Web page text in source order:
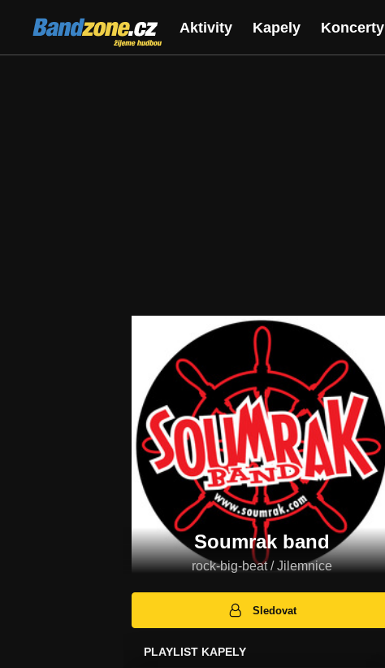
Bandzone.cz
žijeme hudbou
Aktivity Kapely Koncerty
Soumrak band
rock-big-beat / Jilemnice
Sledovat
PLAYLIST KAPELY